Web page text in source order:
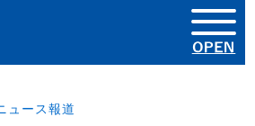
ュース報道